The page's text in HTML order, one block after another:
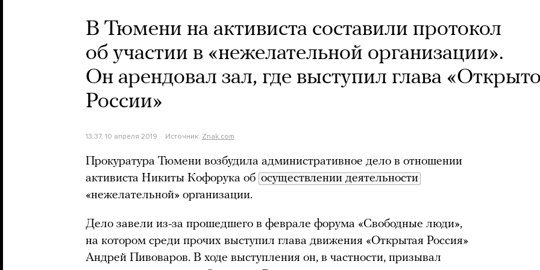
В Тюмени на активиста составили протокол
об участии в «нежелательной организации».
Он арендовал зал, где выступил глава
России»
13:37, 10 апреля 2019 Источник: Znak.com
Прокуратура Тюмени возбудила административное дело в отношении
активиста Никиты Кофорука об осуществлении деятельности
«нежелательной» организации.
Дело завели из-за прошедшего в феврале форума «Свободные люди»,
на котором среди прочих выступил глава движения «Открытая Россия»
Андрей Пивоваров. В ходе выступления он, в частности, призывал